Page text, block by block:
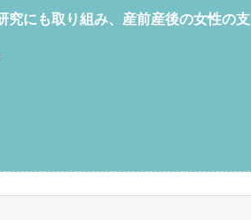
究にも取り組み、産前産後の女性の支